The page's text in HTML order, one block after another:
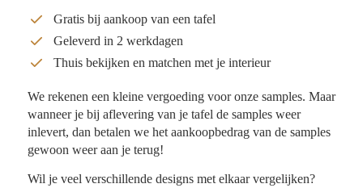
Gratis bij aankoop van een tafel
Geleverd in 2 werkdagen
Thuis bekijken en matchen met je interieur
We rekenen een kleine vergoeding voor onze samples. Maar
wanneer je bij aflevering van je tafel de samples weer
inlevert, dan betalen we het aankoopbedrag van de samples
gewoon weer aan je terug!
Wil je veel verschillende designs met elkaar vergelijken?